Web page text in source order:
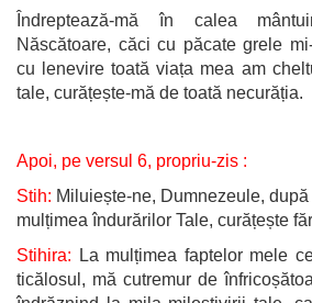
Îndreptează-mă în calea
Născătoare, căci cu păcate grele
cu lenevire toată viața mea am
tale, curățește-mă de toată necurăția.
Apoi, pe versul 6, propriu-zis :
Stih: Miluiește-ne, Dumnezeule,
mulțimea îndurărilor Tale, curățește
Stihira: La mulțimea faptelor mele
ticălosul, mă cutremur de